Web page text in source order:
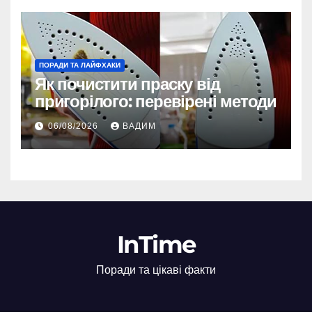
ПОРАДИ ТА ЛАЙФХАКИ
Як почистити праску від
пригорілого: перевірені методи
06/08/2026 ВАДИМ
InTime
Поради та цікаві факти